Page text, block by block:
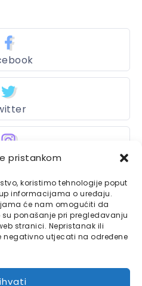
pristankom
koristimo tehnologije poput
informacijama o uređaju.
će nam omogućiti da
ponašanje pri pregledavanju
stranici. Nepristanak ili
negativno utjecati na određene
Bajtbox koristi
usluge.